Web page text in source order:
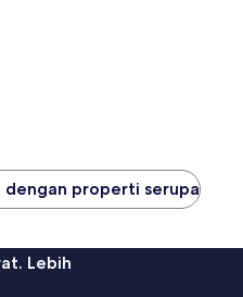
dengan properti serupa
Lebih